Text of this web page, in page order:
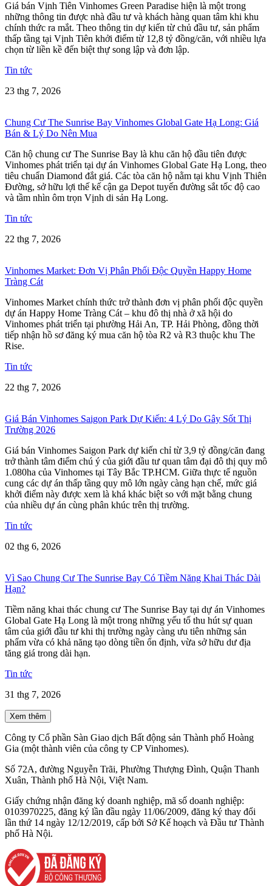
Giá bán Vịnh Tiên Vinhomes Green Paradise hiện là một trong
những thông tin được nhà đầu tư và khách hàng quan tâm khi khu
chính thức ra mắt. Theo thông tin dự kiến từ chủ đầu tư, sản phẩm
thấp tầng tại Vịnh Tiên khởi điểm từ 12,8 tỷ đồng/căn, với nhiều lựa
chọn từ liền kề đến biệt thự song lập và đơn lập.
Tin tức
23 thg 7, 2026
Chung Cư The Sunrise Bay Vinhomes Global Gate Hạ Long: Giá
Bán & Lý Do Nên Mua
Căn hộ chung cư The Sunrise Bay là khu căn hộ đầu tiên được
Vinhomes phát triển tại dự án Vinhomes Global Gate Hạ Long, theo
tiêu chuẩn Diamond đắt giá. Các tòa căn hộ nằm tại khu Vịnh Thiên
Đường, sở hữu lợi thế kế cận ga Depot tuyến đường sắt tốc độ cao
và tầm nhìn ôm trọn Vịnh di sản Hạ Long.
Tin tức
22 thg 7, 2026
Vinhomes Market: Đơn Vị Phân Phối Độc Quyền Happy Home
Tràng Cát
Vinhomes Market chính thức trở thành đơn vị phân phối độc quyền
dự án Happy Home Tràng Cát – khu đô thị nhà ở xã hội do
Vinhomes phát triển tại phường Hải An, TP. Hải Phòng, đồng thời
tiếp nhận hồ sơ đăng ký mua căn hộ tòa R2 và R3 thuộc khu The
Rise.
Tin tức
22 thg 7, 2026
Giá Bán Vinhomes Saigon Park Dự Kiến: 4 Lý Do Gây Sốt Thị
Trường 2026
Giá bán Vinhomes Saigon Park dự kiến chỉ từ 3,9 tỷ đồng/căn đang
trở thành tâm điểm chú ý của giới đầu tư quan tâm đại đô thị quy mô
1.080ha của Vinhomes tại Tây Bắc TP.HCM. Giữa thực tế nguồn
cung các dự án thấp tầng quy mô lớn ngày càng hạn chế, mức giá
khởi điểm này được xem là khá khác biệt so với mặt bằng chung
của nhiều dự án cùng phân khúc trên thị trường.
Tin tức
02 thg 6, 2026
Vì Sao Chung Cư The Sunrise Bay Có Tiềm Năng Khai Thác Dài
Hạn?
Tiềm năng khai thác chung cư The Sunrise Bay tại dự án Vinhomes
Global Gate Hạ Long là một trong những yếu tố thu hút sự quan
tâm của giới đầu tư khi thị trường ngày càng ưu tiên những sản
phẩm vừa có khả năng tạo dòng tiền ổn định, vừa sở hữu dư địa
tăng giá trong dài hạn.
Tin tức
31 thg 7, 2026
Xem thêm
Công ty Cổ phần Sàn Giao dịch Bất động sản Thành phố Hoàng
Gia (một thành viên của công ty CP Vinhomes).
Số 72A, đường Nguyễn Trãi, Phường Thượng Đình, Quận Thanh
Xuân, Thành phố Hà Nội, Việt Nam.
Giấy chứng nhận đăng ký doanh nghiệp, mã số doanh nghiệp:
0103970225, đăng ký lần đầu ngày 11/06/2009, đăng ký thay đổi
lần thứ 14 ngày 12/12/2019, cấp bởi Sở Kế hoạch và Đầu tư Thành
phố Hà Nội.